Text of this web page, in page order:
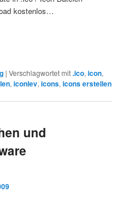
kostenlos…
|Verschlagwortet mit.ico,icon,
,iconlev,icons,icons erstellen
und